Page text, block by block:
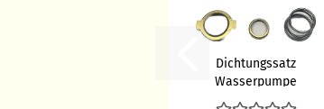
Dichtungssatz
Wasserpumpe
GAZ 69, UAZ,